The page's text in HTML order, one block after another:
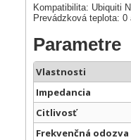
Kompatibilita: Ubiquiti
Prevádzková teplota: 0
Parametre
Vlastnosti
Impedancia
Citlivosť
Frekvenčná odozva